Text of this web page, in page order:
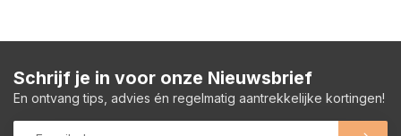
Schrijf je in voor onze Nieuwsbrief
En ontvang tips, advies én regelmatig aantrekkelijke kortingen!